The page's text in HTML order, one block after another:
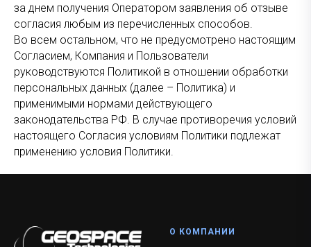
за днем получения Оператором заявления об отзыве
согласия любым из перечисленных способов.
Во всем остальном, что не предусмотрено настоящим
Согласием, Компания и Пользователи
руководствуются Политикой в отношении обработки
персональных данных (далее – Политика) и
применимыми нормами действующего
законодательства РФ. В случае противоречия условий
настоящего Согласия условиям Политики подлежат
применению условия Политики.
О КОМПАНИИ